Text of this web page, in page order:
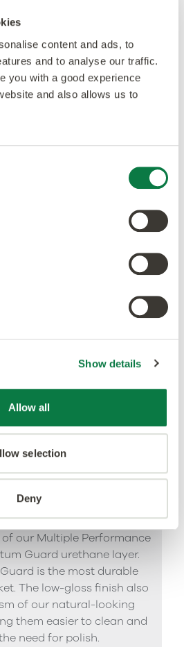
content and ads, to
and to analyse our traffic.
you with a good experience
and also allows us to
Show details
Allow all
selection
Deny
Användningsområde
Inhemsk
Lätt kommersiell
Tung Kommersiell
Guard
our Multiple Performance
Guard urethane layer.
is the most durable
The low-gloss finish also
of our natural-looking
them easier to clean and
need for polish.